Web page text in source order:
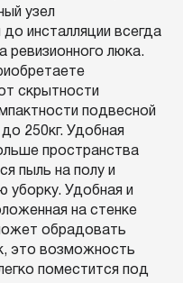
узел
инсталляции всегда
ревизионного люка.
скрытности
подвесной
250кг. Удобная
пространства
пыль на полу и
уборку. Удобная и
на стенке
обрадовать
это возможность
поместится под